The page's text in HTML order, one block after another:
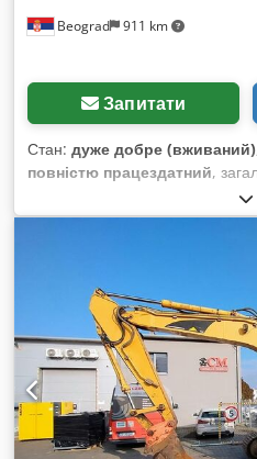
Beograd 911 km
Запитати
Стан: дуже добре (вживаний)
повністю працездатний,
, Рік виготовлення:
транспортного засобу:CAT
функціональний Dsdpfsyl Il